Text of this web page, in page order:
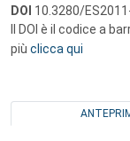
DOI 10.3280/
Il DOI è il codice a
più clicca qui